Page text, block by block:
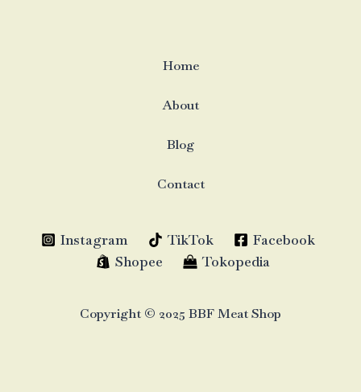
Home
About
Blog
Contact
Instagram TikTok
Facebook
Shopee
Tokopedia
Copyright © 2025 BBF Meat Shop